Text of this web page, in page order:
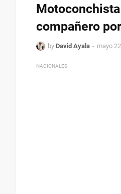
compañero
by David Ayala mayo
NACIONALES